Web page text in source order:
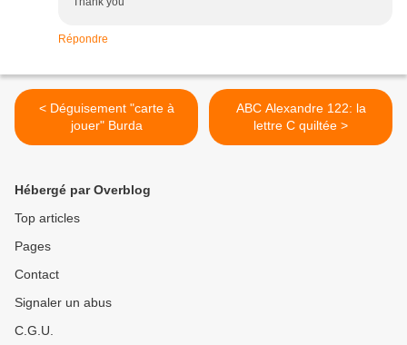
Répondre
< Déguisement "carte à
jouer" Burda
ABC Alexandre 122: la
lettre C quiltée >
Hébergé par Overblog
Top articles
Pages
Contact
Signaler un abus
C.G.U.